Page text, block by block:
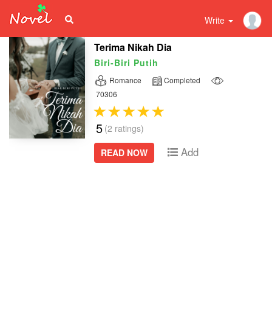
Write
Terima Nikah Dia
Biri-Biri Putih
Romance
Completed
70306
5 (2 ratings)
READ NOW
Add